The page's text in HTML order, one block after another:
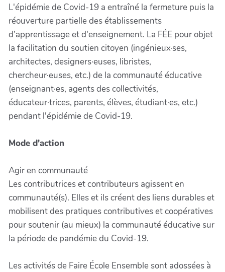
L'épidémie de Covid-19 a entraîné la fermeture puis la
réouverture partielle des établissements
d’apprentissage et d'enseignement. La FÉE pour objet
la facilitation du soutien citoyen (ingénieux·ses,
architectes, designers·euses, libristes,
chercheur·euses, etc.) de la communauté éducative
(enseignant·es, agents des collectivités,
éducateur·trices, parents, élèves, étudiant·es, etc.)
pendant l'épidémie de Covid-19.
Mode d'action
Agir en communauté
Les contributrices et contributeurs agissent en
communauté(s). Elles et ils créent des liens durables et
mobilisent des pratiques contributives et coopératives
pour soutenir (au mieux) la communauté éducative sur
la période de pandémie du Covid-19.
Les activités de Faire École Ensemble sont adossées à